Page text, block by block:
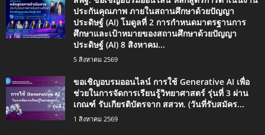
ประกันคุณภาพ ภายในสถานศึกษาด้วยปัญญา
ประดิษฐ์ (AI) โมดูลที่ 2 การกำหนดมาตรฐานการ
ศึกษาและเป้าหมายของสถานศึกษาด้วยปัญญา
ประดิษฐ์ (AI) 8 สิงหาคม...
5 สิงหาคม 2569
ขอเชิญอบรมออนไลน์ การใช้ Generative AI เพื่อ
ช่วยในการจัดการเรียนรู้วิทยาศาสตร์ รุ่นที่ 3 ผ่าน
เกณฑ์ รับเกียรติบัตรจาก สสวท. (วันที่รับสมัคร...
1 สิงหาคม 2569